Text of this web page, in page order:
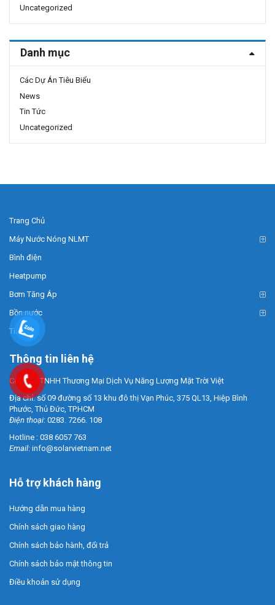
Uncategorized
Danh mục
Các Dự Án Tiêu Biểu
News
Tin Tức
Uncategorized
Trang Chủ
Máy Nước Nóng NLMT
Bình điện
Heatpump
Bơm Tăng Áp
Bồn nước
Tin Tức
Thông tin liên hệ
Công Ty TNHH Thương Mại Dịch Vụ Năng Lượng Mặt Trời Việt
Địa chỉ: số 09 đường số 13 khu đô thị Vạn Phúc, 375 QL13, Hiệp Bình
Phước, Thủ Đức, TP.HCM
Điện thoại: 0283. 7266. 108
Hotline : 038 6057 763
Email: info@solarvietnam.net
Hỗ trợ khách hàng
Hướng dẫn mua hàng
Chính sách giao hàng
Chính sách bảo hành, đổi trả
Chính sách bảo mật thông tin
Điều khoản sử dụng